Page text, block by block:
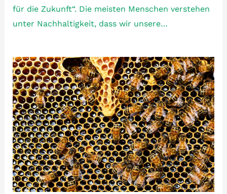
für die Zukunft“. Die meisten Menschen verstehen
unter Nachhaltigkeit, dass wir unsere…